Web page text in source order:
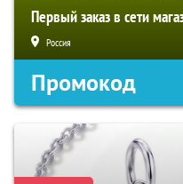
Первый заказ в сети
Россия
Промокод